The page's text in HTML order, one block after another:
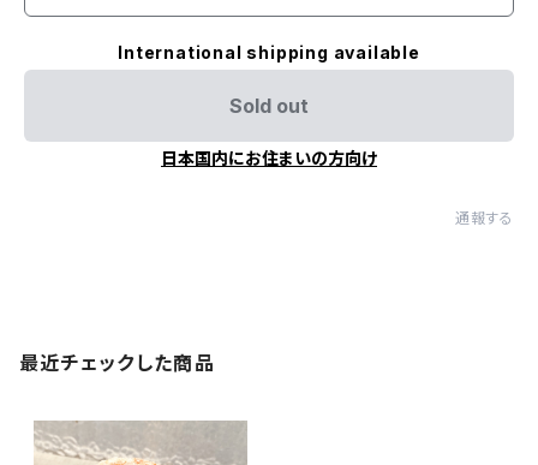
International shipping available
Sold out
日本国内にお住まいの方向け
通報する
最近チェックした商品